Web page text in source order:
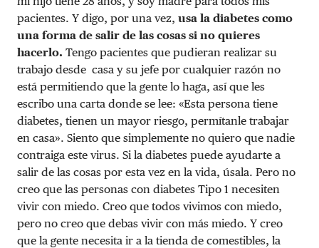
pacientes. Y digo, por una vez, usa la diabetes como
una forma de salir de las cosas si no quieres
hacerlo. Tengo pacientes que pudieran realizar su
trabajo desde casa y su jefe por cualquier razón no
está permitiendo que la gente lo haga, así que les
escribo una carta donde se lee: «Esta persona tiene
diabetes, tienen un mayor riesgo, permítanle trabajar
en casa». Siento que simplemente no quiero que nadie
contraiga este virus. Si la diabetes puede ayudarte a
salir de las cosas por esta vez en la vida, úsala. Pero no
creo que las personas con diabetes Tipo 1 necesiten
vivir con miedo. Creo que todos vivimos con miedo,
pero no creo que debas vivir con más miedo. Y creo
que la gente necesita ir a la tienda de comestibles, la